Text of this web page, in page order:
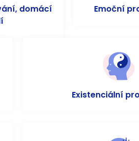
domácí
Emoční
Existenciální